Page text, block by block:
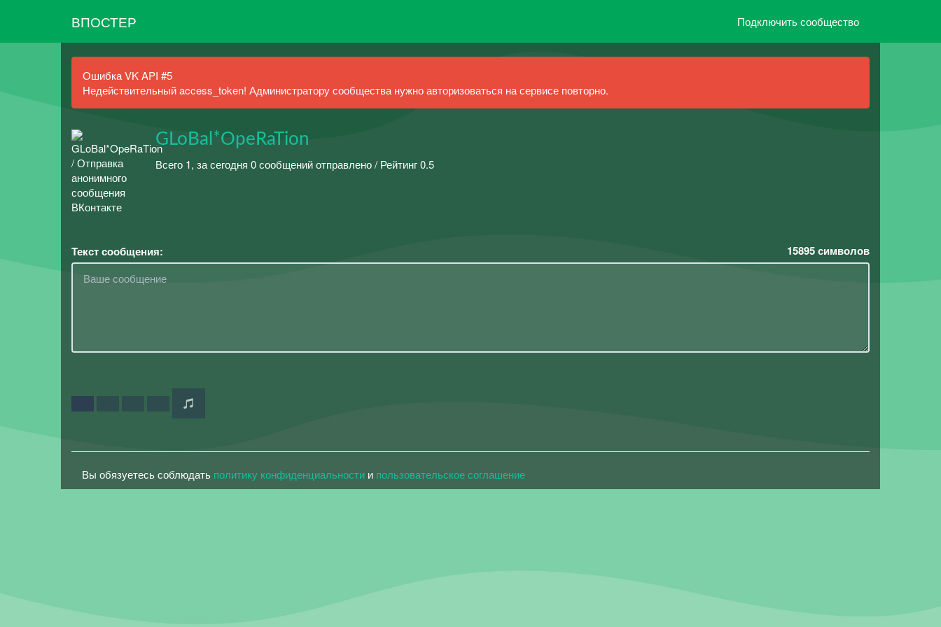
ВПОСТЕР Подключить сообщество
Ошибка VK API #5
Недействительный access_token! Администратору сообщества нужно авторизоваться на сервисе повторно.
GLoBal*OpeRaTion
Всего 1, за сегодня 0 сообщений отправлено / Рейтинг 0.5
Текст сообщения: 15895символов
Вы обязуетесь соблюдать политику конфиденциальности и пользовательское соглашение